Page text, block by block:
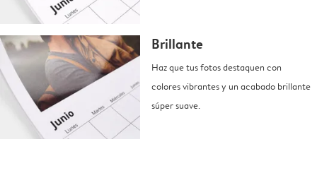
Brillante
Haz que tus fotos destaquen con
colores vibrantes y un acabado brillante
súper suave.